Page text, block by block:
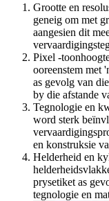
Grootte en
geneig om met
aangesien dit
Pixel -
ooreenstem met
as gevolg van
by die afstande
Tegnologie en
word sterk
en konstruksie
Helderheid en
prysetiket as
tegnologie en